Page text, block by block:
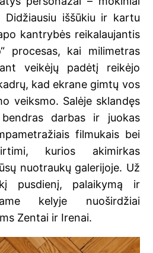
Didžiausiu iššūkiu ir kartu
kantrybės reikalaujantis
procesas, kai milimetras
veikėjų padėtį reikėjo
kad ekrane gimtų vos
veiksmo. Salėje sklandęs
darbas ir juokas
filmukais bei
kurios akimirkas
nuotraukų galerijoje. Už
pusdienį, palaikymą ir
kelyje nuoširdžiai
Zentai ir Irenai.